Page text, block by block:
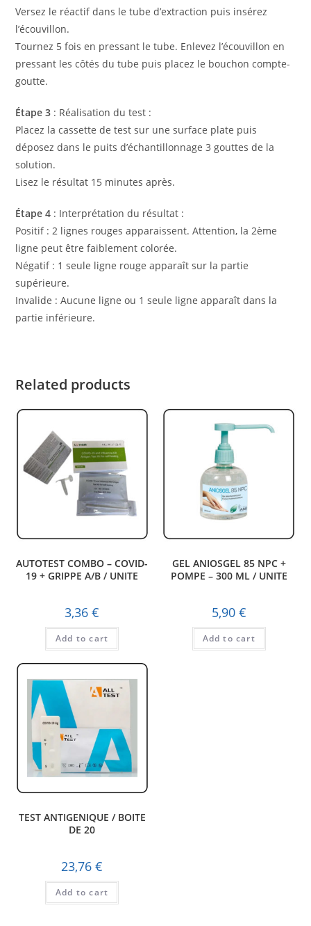
Versez le réactif dans le tube d’extraction puis insérez
l’écouvillon.
Tournez 5 fois en pressant le tube. Enlevez l’écouvillon en
pressant les côtés du tube puis placez le bouchon compte-
goutte.
Étape 3 : Réalisation du test :
Placez la cassette de test sur une surface plate puis
déposez dans le puits d’échantillonnage 3 gouttes de la
solution.
Lisez le résultat 15 minutes après.
Étape 4 : Interprétation du résultat :
Positif : 2 lignes rouges apparaissent. Attention, la 2ème
ligne peut être faiblement colorée.
Négatif : 1 seule ligne rouge apparaît sur la partie
supérieure.
Invalide : Aucune ligne ou 1 seule ligne apparaît dans la
partie inférieure.
Related products
AUTOTEST COMBO – COVID-
19 + GRIPPE A/B / UNITE
3,36€
Add to cart
GEL ANIOSGEL 85 NPC +
POMPE – 300 ML / UNITE
5,90 €
Add to cart
TEST ANTIGENIQUE / BOITE
DE 20
23,76€
Add to cart